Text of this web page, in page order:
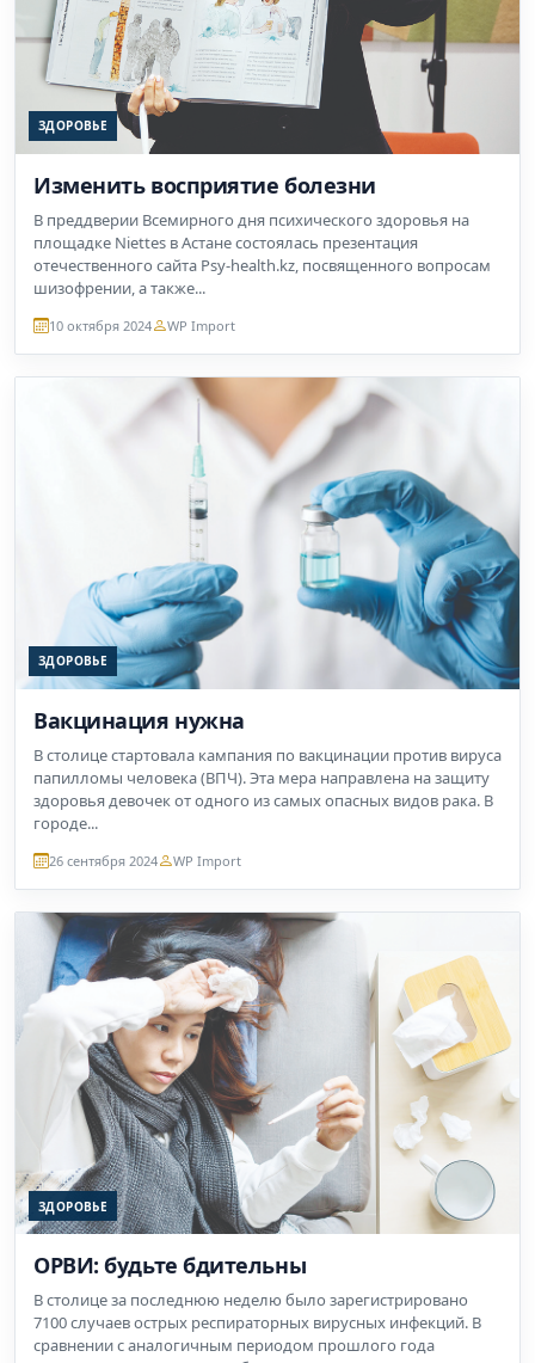
ЗДОРОВЬЕ
Изменить восприятие болезни
В преддверии Всемирного дня психического здоровья на
площадке Niettes в Астане состоялась презентация
отечественного сайта Psy-health.kz, посвященного вопросам
шизофрении, а также...
10 октября 2024 WP Import
ЗДОРОВЬЕ
Вакцинация нужна
В столице стартовала кампания по вакцинации против вируса
папилломы человека (ВПЧ). Эта мера направлена на защиту
здоровья девочек от одного из самых опасных видов рака. В
городе...
26 сентября 2024 WP Import
ЗДОРОВЬЕ
ОРВИ: будьте бдительны
В столице за последнюю неделю было зарегистрировано
7100 случаев острых респираторных вирусных инфекций. В
сравнении с аналогичным периодом прошлого года